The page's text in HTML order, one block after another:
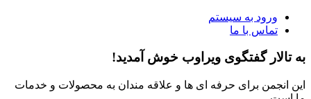
ورود به سیستم
تماس با ما
به تالار گفتگوی ویراوب خوش آمدید!
این انجمن برای حرفه ای ها و علاقه مندان به محصولات و خدمات